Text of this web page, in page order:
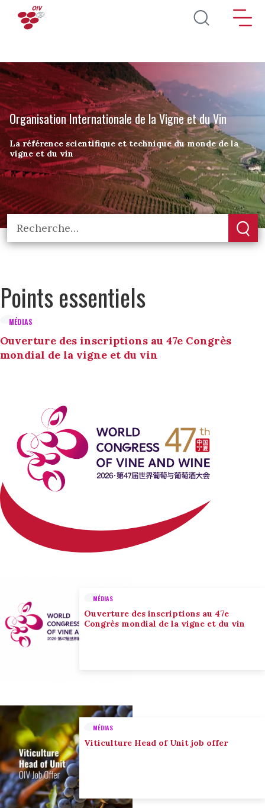
Aller au contenu principal
Organisation Internationale de la Vigne et du Vin
La référence scientifique et technique du monde de la
vigne et du vin
Points essentiels
MÉDIAS
Ouverture des inscriptions au 47e Congrès
mondial de la vigne et du vin
MÉDIAS
Ouverture des inscriptions au 47e
Congrès mondial de la vigne et du vin
MÉDIAS
Viticulture Head of Unit job offer